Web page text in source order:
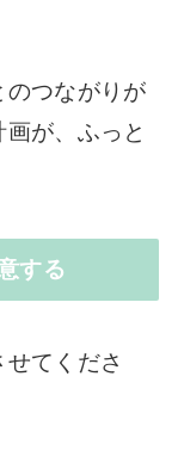
のつながりが
が、ふっと
する
てくださ